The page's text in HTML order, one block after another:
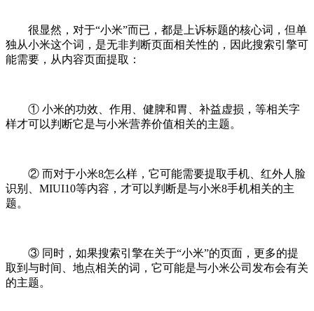
很显然，对于“小米”而已，都是上诉标题的核心词，但单
独从小米这个词，是无非判断页面相关性的，因此搜索引擎可
能需要，从内容页面提取：
① 小米的功效、作用、健脾和胃、补益虚损，等相关字
样才可以判断它是与小米营养价值相关的主题。
② 而对于小米8怎么样，它可能需要提取手机、红外人脸
识别、MIUI10等内容，才可以判断是与小米8手机相关的主
题。
③ 同时，如果搜索引擎在关于“小米”的页面，更多的提
取到与时间、地点相关的词，它可能是与小米公司发布会有关
的主题。